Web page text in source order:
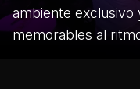
ambiente exclusivo
memorables al